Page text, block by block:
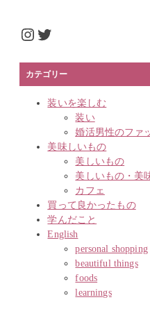
Instagram
Twitter
カテゴリー
装いを楽しむ
装い
婚活男性のファ
美味しいもの
美しいもの
美しいもの・美
カフェ
買って良かったもの
学んだこと
English
personal shopping
beautiful things
foods
learnings